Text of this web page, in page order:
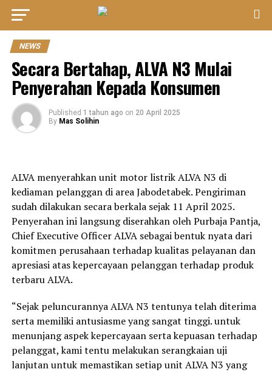
NEWS
Secara Bertahap, ALVA N3 Mulai
Penyerahan Kepada Konsumen
Published 1 tahun ago on 20 April 2025
By Mas Solihin
ALVA menyerahkan unit motor listrik ALVA N3 di
kediaman pelanggan di area Jabodetabek. Pengiriman
sudah dilakukan secara berkala sejak 11 April 2025.
Penyerahan ini langsung diserahkan oleh Purbaja Pantja,
Chief Executive Officer ALVA sebagai bentuk nyata dari
komitmen perusahaan terhadap kualitas pelayanan dan
apresiasi atas kepercayaan pelanggan terhadap produk
terbaru ALVA.
“Sejak peluncurannya ALVA N3 tentunya telah diterima
serta memiliki antusiasme yang sangat tinggi. untuk
menunjang aspek kepercayaan serta kepuasan terhadap
pelanggat, kami tentu melakukan serangkaian uji
lanjutan untuk memastikan setiap unit ALVA N3 yang